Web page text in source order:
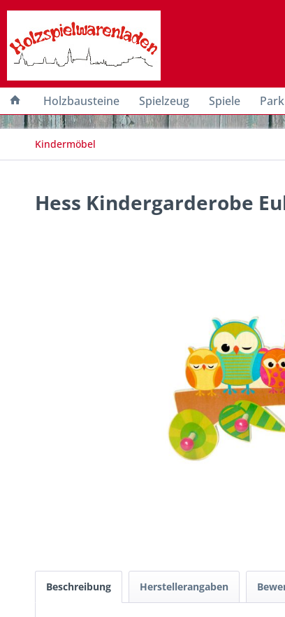
Holzbausteine Spielzeug Spiele
Kindermöbel
Hess Kindergarderobe
Beschreibung Herstellerangaben